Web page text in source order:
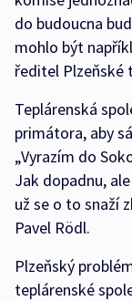
do budoucna
mohlo být
ředitel Plzeňské
Teplárenská
primátora, aby
„Vyrazím do
Jak dopadnu,
už se o to snaží
Pavel Rödl.
Plzeňský
teplárenské